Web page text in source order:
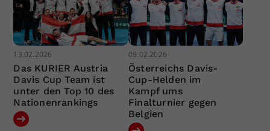
13.02.2026
Das KURIER Austria
Davis Cup Team ist
unter den Top 10 des
Nationenrankings
09.02.2026
Österreichs Davis-
Cup-Helden im
Kampf ums
Finalturnier gegen
Belgien